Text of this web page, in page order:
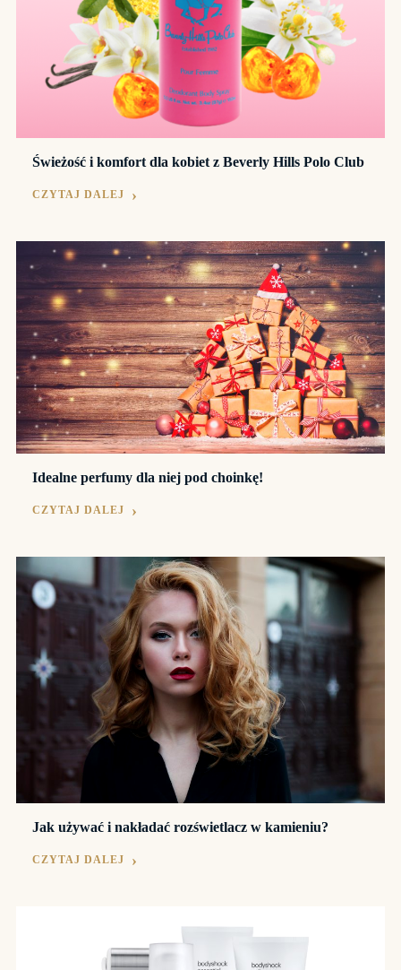
Świeżość i komfort dla kobiet z Beverly Hills Polo Club
CZYTAJ DALEJ
Idealne perfumy dla niej pod choinkę!
CZYTAJ DALEJ
Jak używać i nakładać rozświetlacz w kamieniu?
CZYTAJ DALEJ